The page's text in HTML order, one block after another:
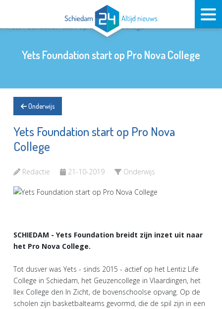
Yets Foundation start op Pro Nova College
Onderwijs
Yets Foundation start op Pro Nova
College
Redactie 21-10-2019 Onderwijs
SCHIEDAM - Yets Foundation breidt zijn inzet uit naar
het Pro Nova College.
Tot dusver was Yets - sinds 2015 - actief op het Lentiz Life
College in Schiedam, het Geuzencollege in Vlaardingen, het
Ilex College den In Zicht, de bovenschoolse opvang. Op de
scholen zijn basketbalteams gevormd, die de spil zijn in een